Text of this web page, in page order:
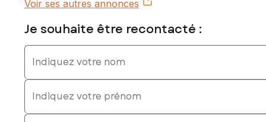
0631755181, E-mail : anne.manca@safti.fr - EI - Agent
829 458 025
Voir ses autres annonces
Je souhaite être recontacté :
Indiquez votre nom
Indiquez votre prénom
E-mail